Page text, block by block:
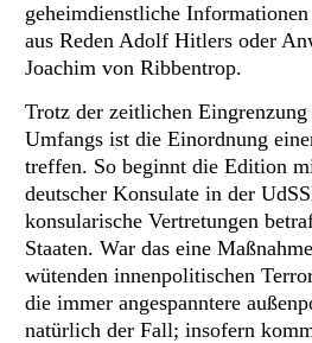
geheimdienstliche
aus Reden Adolf Hitlers oder
Joachim von Ribbentrop.
Trotz der zeitlichen
Umfangs ist die Einordnung
treffen. So beginnt die Edition
deutscher Konsulate in der
konsularische Vertretungen
Staaten. War das eine
wütenden innenpolitischen
die immer angespanntere
natürlich der Fall; insofern